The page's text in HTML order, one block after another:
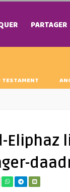
PARTAGER
Eliphaz